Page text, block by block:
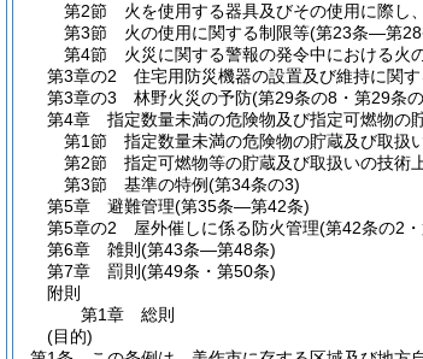
第2節
火を使用する器具及びその使用に際し
第3節
火の使用に関する制限等(第23条―第28
第4節
火災に関する警報の発令中における火
第3章の2
住宅用防災機器の設置及び維持に関
第3章の3
林野火災の予防(第29条の8・第29条
第4章
指定数量未満の危険物及び指定可燃物の
第1節
指定数量未満の危険物の貯蔵及び取扱
第2節
指定可燃物等の貯蔵及び取扱いの技術
第3節
基準の特例(第34条の3)
第5章
避難管理(第35条―第42条)
第5章の2
屋外催しに係る防火管理(第42条の2
第6章
雑則 (第43条―第48条)
第7章
罰則 (第49条・第50条)
附則
第1章
総則
(目的)